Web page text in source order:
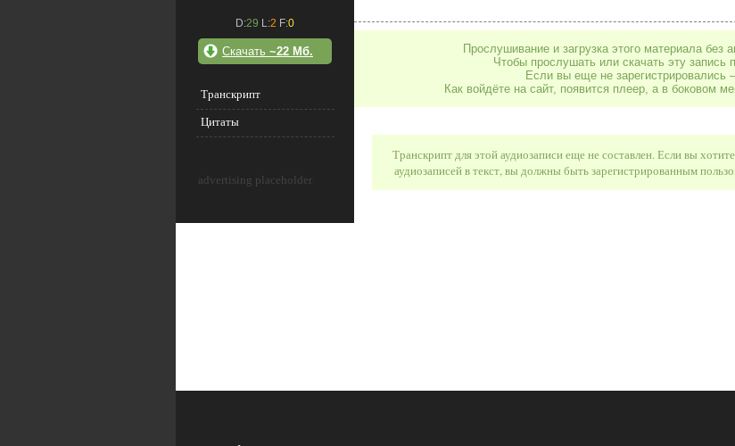
D:29 L:2 F:0
Скачать ~22 Мб.
Транскрипт
Цитаты
advertising placeholder
Прослушивание и загрузка этого материала без
Чтобы прослушать или скачать эту запись
Если вы еще не зарегистрировались
Как войдёте на сайт, появится плеер, а в боковом
Транскрипт для этой аудиозаписи еще не составлен. Если вы
аудиозаписей в текст, вы должны быть зарегистрированным